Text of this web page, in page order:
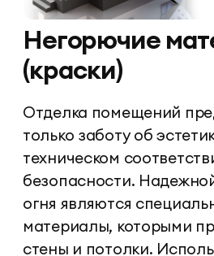
Негорючие
(краски)
Отделка помещений
только заботу об
техническом
безопасности.
огня являются
материалы, которыми
стены и потолки.